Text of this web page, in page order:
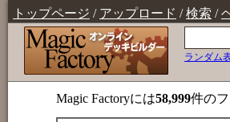
トップページ / アップロード /検索 /
ランダム
Magic Factoryには58,999件の